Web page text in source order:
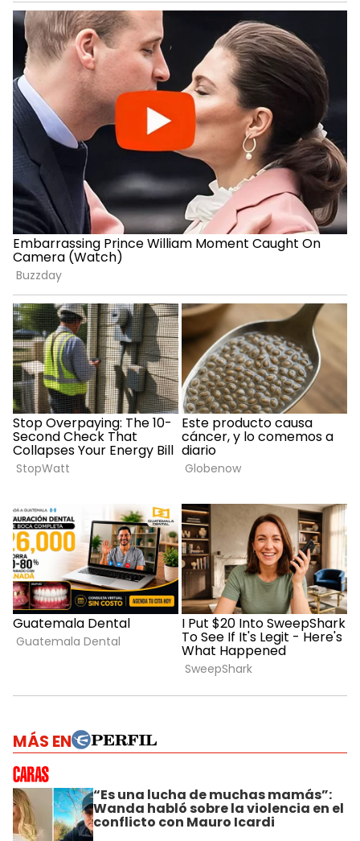
MÁS EN
“Es una lucha de muchas mamás”:
Wanda habló sobre la violencia en el
conflicto con Mauro Icardi